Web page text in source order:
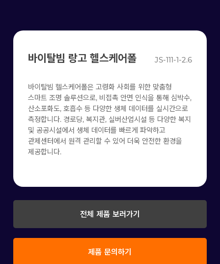
바이탈빔 랑고 헬스케어폴 JS-111-1-2.6
바이탈빔 헬스케어폴은 고령화 사회를 위한 맞춤형
스마트 조명 솔루션으로, 비접촉 안면 인식을 통해 심박수,
산소포화도, 호흡수 등 다양한 생체 데이터를 실시간으로
측정합니다. 경로당, 복지관, 실버산업시설 등 다양한 복지
및 공공시설에서 생체 데이터를 빠르게 파악하고
관제센터에서 원격 관리할 수 있어 더욱 안전한 환경을
제공합니다.
전체 제품 보러가기
제품 문의하기